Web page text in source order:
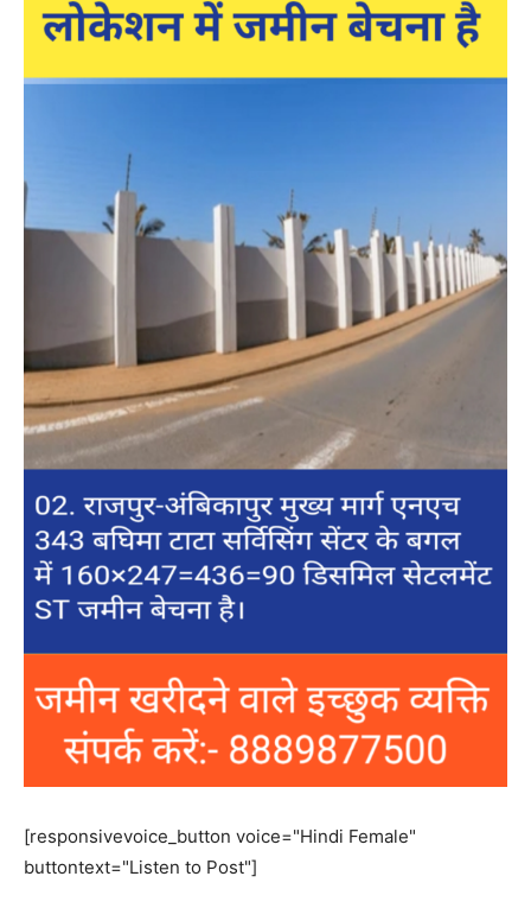
[responsivevoice_button voice="Hindi Female"
buttontext="Listen to Post"]